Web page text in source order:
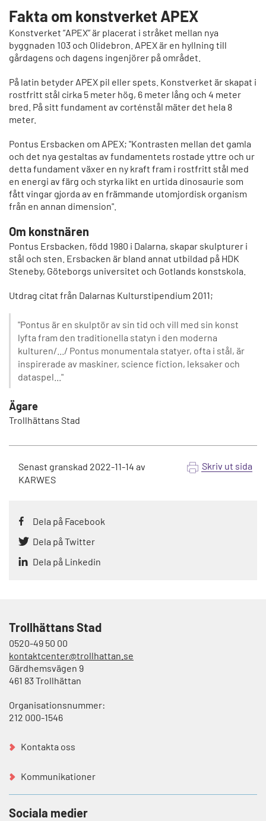
Fakta om konstverket APEX
Konstverket ”APEX” är placerat i stråket mellan nya
byggnaden 103 och Olidebron. APEX är en hyllning till
gårdagens och dagens ingenjörer på området.
På latin betyder APEX pil eller spets. Konstverket är skapat i
rostfritt stål cirka 5 meter hög, 6 meter lång och 4 meter
bred. På sitt fundament av corténstål mäter det hela 8
meter.
Pontus Ersbacken om APEX; "Kontrasten mellan det gamla
och det nya gestaltas av fundamentets rostade yttre och ur
detta fundament växer en ny kraft fram i rostfritt stål med
en energi av färg och styrka likt en urtida dinosaurie som
fått vingar gjorda av en främmande utomjordisk organism
från en annan dimension".
Om konstnären
Pontus Ersbacken, född 1980 i Dalarna, skapar skulpturer i
stål och sten. Ersbacken är bland annat utbildad på HDK
Steneby, Göteborgs universitet och Gotlands konstskola.
Utdrag citat från Dalarnas Kulturstipendium 2011;
"Pontus är en skulptör av sin tid och vill med sin konst
lyfta fram den traditionella statyn i den moderna
kulturen/.../ Pontus monumentala statyer, ofta i stål, är
inspirerade av maskiner, science fiction, leksaker och
dataspel..."
Ägare
Trollhättans Stad
Senast granskad 2022-11-14 av
KARWES
Skriv ut sida
Dela på Facebook
Dela på Twitter
Dela på Linkedin
Trollhättans Stad
0520-49 50 00
kontaktcenter@trollhattan.se
Gärdhemsvägen 9
461 83 Trollhättan
Organisationsnummer:
212 000-1546
Kontakta oss
Kommunikationer
Sociala medier